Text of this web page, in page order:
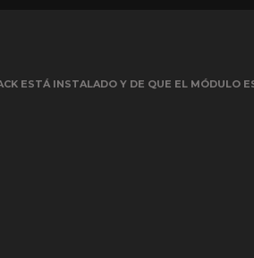
ESTÁ INSTALADO Y DE QUE EL MÓDULO